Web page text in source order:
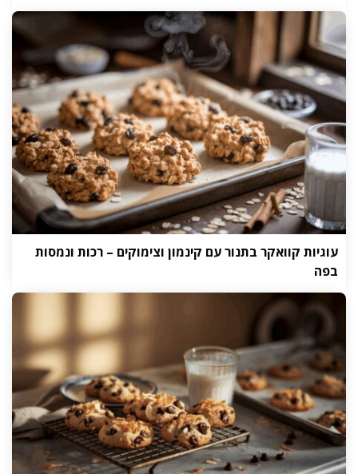
עוגיות קוואקר בתנור עם קינמון וצימוקים – רכות ונמסות
בפה